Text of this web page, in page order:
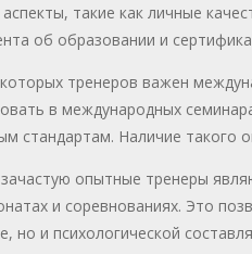
аспекты, такие как личные
об образовании и
тренеров важен
в международных
стандартам. Наличие такого
опытные тренеры
и соревнованиях. Это
но и психологической